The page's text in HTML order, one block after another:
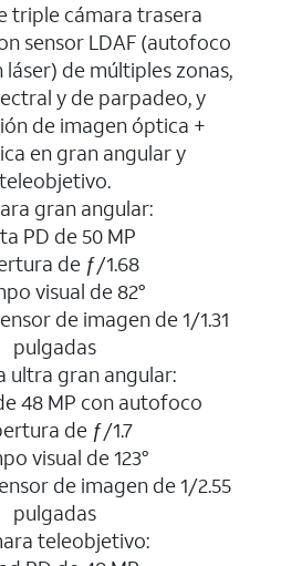
triple cámara trasera
sensor LDAF (autofoco
de múltiples zonas,
y de parpadeo, y
de imagen óptica +
en gran angular y
teleobjetivo.
gran angular:
PD de 50 MP
de ƒ/1.68
visual de 82°
de imagen de 1/1.31
pulgadas
ultra gran angular:
48 MP con autofoco
de ƒ/1.7
visual de 123°
de imagen de 1/2.55
pulgadas
teleobjetivo: